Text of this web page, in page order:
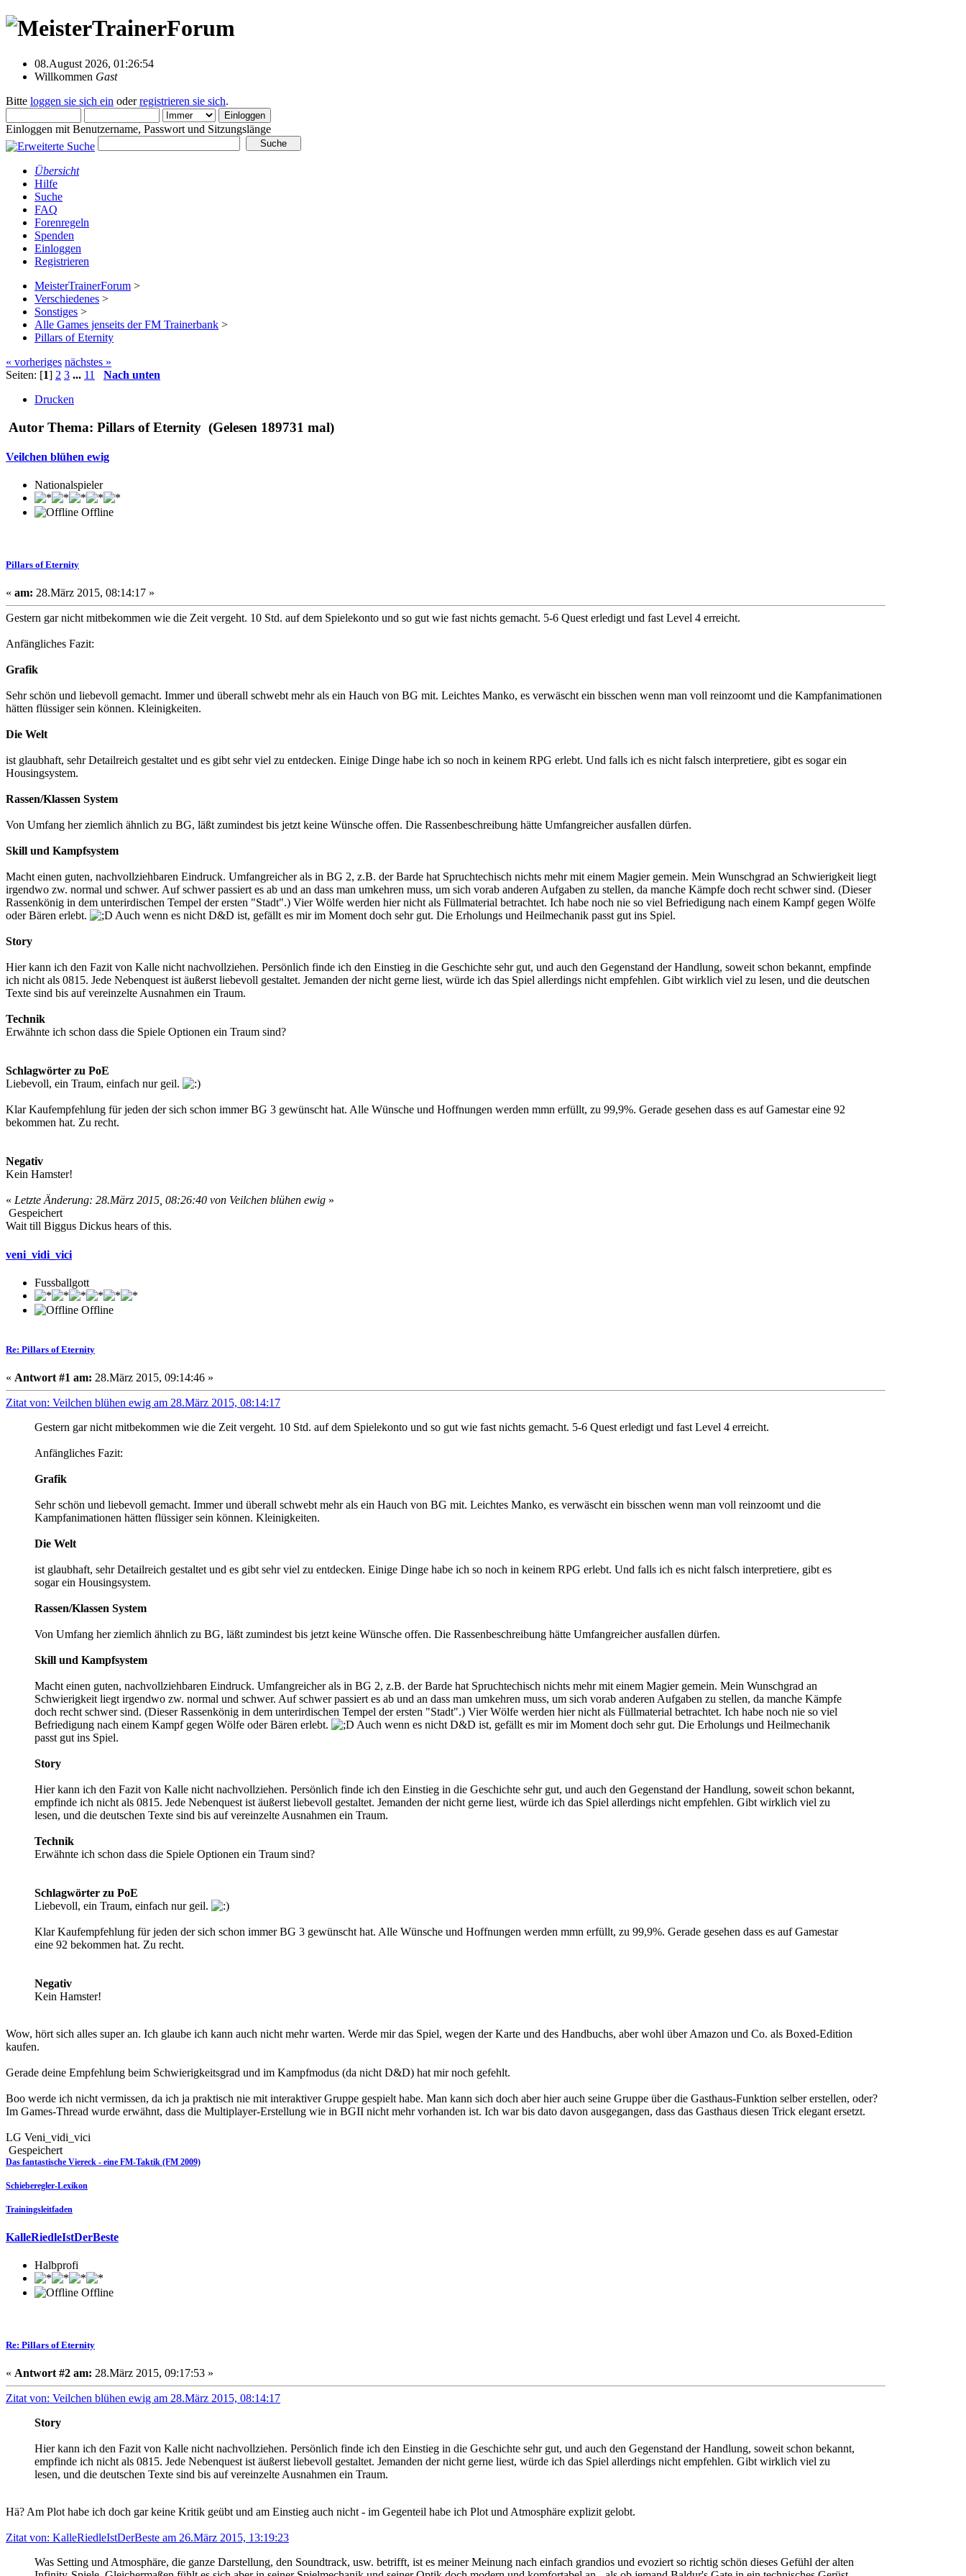
08.August 2026, 01:26:54
Willkommen Gast
Bitte loggen sie sich ein oderregistrieren sie sich.
Einloggen mit Benutzername, Passwort und Sitzungslänge
Übersicht
Hilfe
Suche
FAQ
Forenregeln
Spenden
Einloggen
Registrieren
MeisterTrainerForum >
Verschiedenes >
Sonstiges >
Alle Games jenseits der FM Trainerbank >
Pillars of Eternity
« vorheriges nächstes »
Seiten: [1] 2 3 ... 11
Nach unten
Drucken
Autor Thema: Pillars of Eternity (Gelesen 189731 mal)
Veilchen blühen ewig
Nationalspieler
Offline
Pillars of Eternity
« am: 28.März 2015, 08:14:17 »
Gestern gar nicht mitbekommen wie die Zeit vergeht. 10 Std. auf dem Spielekonto und so gut wie fast nichts gemacht. 5-6 Quest erledigt und fast Level 4 erreicht.
Anfängliches Fazit:
Grafik
Sehr schön und liebevoll gemacht. Immer und überall schwebt mehr als ein Hauch von BG mit. Leichtes Manko, es verwäscht ein bisschen wenn man voll reinzoomt und die Kampfanimationen
hätten flüssiger sein können. Kleinigkeiten.
Die Welt
ist glaubhaft, sehr Detailreich gestaltet und es gibt sehr viel zu entdecken. Einige Dinge habe ich so noch in keinem RPG erlebt. Und falls ich es nicht falsch interpretiere, gibt es sogar ein
Housingsystem.
Rassen/Klassen System
Von Umfang her ziemlich ähnlich zu BG, läßt zumindest bis jetzt keine Wünsche offen. Die Rassenbeschreibung hätte Umfangreicher ausfallen dürfen.
Skill und Kampfsystem
Macht einen guten, nachvollziehbaren Eindruck. Umfangreicher als in BG 2, z.B. der Barde hat Spruchtechisch nichts mehr mit einem Magier gemein. Mein Wunschgrad an Schwierigkeit liegt
irgendwo zw. normal und schwer. Auf schwer passiert es ab und an dass man umkehren muss, um sich vorab anderen Aufgaben zu stellen, da manche Kämpfe doch recht schwer sind. (Dieser
Rassenkönig in dem unterirdischen Tempel der ersten "Stadt".) Vier Wölfe werden hier nicht als Füllmaterial betrachtet. Ich habe noch nie so viel Befriedigung nach einem Kampf gegen Wölfe
oder Bären erlebt.
Auch wenn es nicht D&D ist, gefällt es mir im Moment doch sehr gut. Die Erholungs und Heilmechanik passt gut ins Spiel.
Story
Hier kann ich den Fazit von Kalle nicht nachvollziehen. Persönlich finde ich den Einstieg in die Geschichte sehr gut, und auch den Gegenstand der Handlung, soweit schon bekannt, empfinde
ich nicht als 0815. Jede Nebenquest ist äußerst liebevoll gestaltet. Jemanden der nicht gerne liest, würde ich das Spiel allerdings nicht empfehlen. Gibt wirklich viel zu lesen, und die deutschen
Texte sind bis auf vereinzelte Ausnahmen ein Traum.
Technik
Erwähnte ich schon dass die Spiele Optionen ein Traum sind?
Schlagwörter zu PoE
Liebevoll, ein Traum, einfach nur geil.
Klar Kaufempfehlung für jeden der sich schon immer BG 3 gewünscht hat. Alle Wünsche und Hoffnungen werden mmn erfüllt, zu 99,9%. Gerade gesehen dass es auf Gamestar eine 92
bekommen hat. Zu recht.
Negativ
Kein Hamster!
« Letzte Änderung: 28.März 2015, 08:26:40 von Veilchen blühen ewig »
Gespeichert
Wait till Biggus Dickus hears of this.
veni_vidi_vici
Fussballgott
Offline
Re: Pillars of Eternity
« Antwort #1 am: 28.März 2015, 09:14:46 »
Zitat von: Veilchen blühen ewig am 28.März 2015, 08:14:17
Gestern gar nicht mitbekommen wie die Zeit vergeht. 10 Std. auf dem Spielekonto und so gut wie fast nichts gemacht. 5-6 Quest erledigt und fast Level 4 erreicht.
Anfängliches Fazit:
Grafik
Sehr schön und liebevoll gemacht. Immer und überall schwebt mehr als ein Hauch von BG mit. Leichtes Manko, es verwäscht ein bisschen wenn man voll reinzoomt und die
Kampfanimationen hätten flüssiger sein können. Kleinigkeiten.
Die Welt
ist glaubhaft, sehr Detailreich gestaltet und es gibt sehr viel zu entdecken. Einige Dinge habe ich so noch in keinem RPG erlebt. Und falls ich es nicht falsch interpretiere, gibt es
sogar ein Housingsystem.
Rassen/Klassen System
Von Umfang her ziemlich ähnlich zu BG, läßt zumindest bis jetzt keine Wünsche offen. Die Rassenbeschreibung hätte Umfangreicher ausfallen dürfen.
Skill und Kampfsystem
Macht einen guten, nachvollziehbaren Eindruck. Umfangreicher als in BG 2, z.B. der Barde hat Spruchtechisch nichts mehr mit einem Magier gemein. Mein Wunschgrad an
Schwierigkeit liegt irgendwo zw. normal und schwer. Auf schwer passiert es ab und an dass man umkehren muss, um sich vorab anderen Aufgaben zu stellen, da manche Kämpfe
doch recht schwer sind. (Dieser Rassenkönig in dem unterirdischen Tempel der ersten "Stadt".) Vier Wölfe werden hier nicht als Füllmaterial betrachtet. Ich habe noch nie so viel
Befriedigung nach einem Kampf gegen Wölfe oder Bären erlebt.
Auch wenn es nicht D&D ist, gefällt es mir im Moment doch sehr gut. Die Erholungs und Heilmechanik
passt gut ins Spiel.
Story
Hier kann ich den Fazit von Kalle nicht nachvollziehen. Persönlich finde ich den Einstieg in die Geschichte sehr gut, und auch den Gegenstand der Handlung, soweit schon bekannt,
empfinde ich nicht als 0815. Jede Nebenquest ist äußerst liebevoll gestaltet. Jemanden der nicht gerne liest, würde ich das Spiel allerdings nicht empfehlen. Gibt wirklich viel zu
lesen, und die deutschen Texte sind bis auf vereinzelte Ausnahmen ein Traum.
Technik
Erwähnte ich schon dass die Spiele Optionen ein Traum sind?
Schlagwörter zu PoE
Liebevoll, ein Traum, einfach nur geil.
Klar Kaufempfehlung für jeden der sich schon immer BG 3 gewünscht hat. Alle Wünsche und Hoffnungen werden mmn erfüllt, zu 99,9%. Gerade gesehen dass es auf Gamestar
eine 92 bekommen hat. Zu recht.
Negativ
Kein Hamster!
Wow, hört sich alles super an. Ich glaube ich kann auch nicht mehr warten. Werde mir das Spiel, wegen der Karte und des Handbuchs, aber wohl über Amazon und Co. als Boxed-Edition
kaufen.
Gerade deine Empfehlung beim Schwierigkeitsgrad und im Kampfmodus (da nicht D&D) hat mir noch gefehlt.
Boo werde ich nicht vermissen, da ich ja praktisch nie mit interaktiver Gruppe gespielt habe. Man kann sich doch aber hier auch seine Gruppe über die Gasthaus-Funktion selber erstellen, oder?
Im Games-Thread wurde erwähnt, dass die Multiplayer-Erstellung wie in BGII nicht mehr vorhanden ist. Ich war bis dato davon ausgegangen, dass das Gasthaus diesen Trick elegant ersetzt.
LG Veni_vidi_vici
Gespeichert
Das fantastische Viereck - eine FM-Taktik (FM 2009)
Schieberegler-Lexikon
Trainingsleitfaden
KalleRiedleIstDerBeste
Halbprofi
Offline
Re: Pillars of Eternity
« Antwort #2 am: 28.März 2015, 09:17:53 »
Zitat von: Veilchen blühen ewig am 28.März 2015, 08:14:17
Story
Hier kann ich den Fazit von Kalle nicht nachvollziehen. Persönlich finde ich den Einstieg in die Geschichte sehr gut, und auch den Gegenstand der Handlung, soweit schon bekannt,
empfinde ich nicht als 0815. Jede Nebenquest ist äußerst liebevoll gestaltet. Jemanden der nicht gerne liest, würde ich das Spiel allerdings nicht empfehlen. Gibt wirklich viel zu
lesen, und die deutschen Texte sind bis auf vereinzelte Ausnahmen ein Traum.
Hä? Am Plot habe ich doch gar keine Kritik geübt und am Einstieg auch nicht - im Gegenteil habe ich Plot und Atmosphäre explizit gelobt.
Zitat von: KalleRiedleIstDerBeste am 26.März 2015, 13:19:23
Was Setting und Atmosphäre, die ganze Darstellung, den Soundtrack, usw. betrifft, ist es meiner Meinung nach einfach grandios und evoziert so richtig schön dieses Gefühl der alten